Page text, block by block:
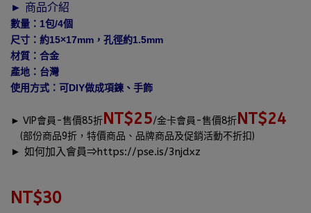
► 商品介紹
數量：1包/4個
尺寸：約15×17mm，孔徑約1.5mm
材質：合金
產地：台灣
使用方式：可DIY做成項鍊、手飾
► VIP會員-售價85折 NT$25/金卡會員-售價8折 NT$24
(部份商品9折，特價商品、品牌商品及促銷活動不折扣)
► 如何加入會員⇒https://pse.is/3njdxz
NT$30